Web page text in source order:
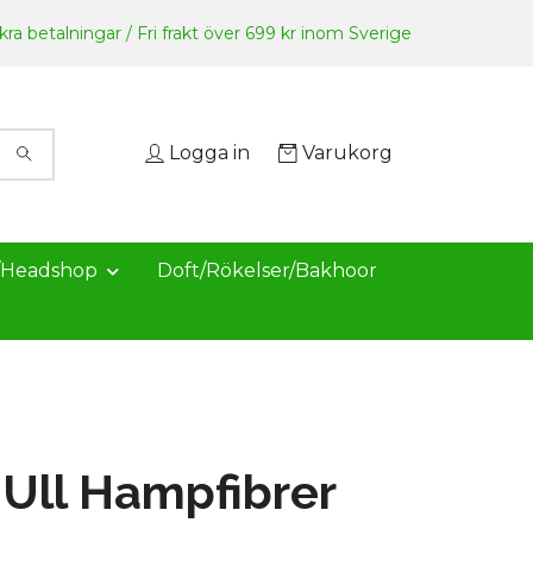
betalningar / Fri frakt över 699 kr inom Sverige
Logga in Varukorg
Doft/Rökelser/Bakhoor
Hampfibrer